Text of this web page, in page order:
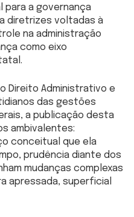
a governança
diretrizes voltadas à
na administração
como eixo
Direito Administrativo e
das gestões
a publicação desta
ambivalentes:
conceitual que ela
prudência diante dos
mudanças complexas
apressada, superficial